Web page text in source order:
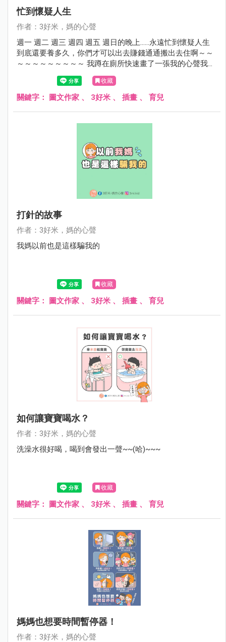
忙到懷疑人生
作者：3好米，媽的心聲
週一 週二 週三 週四 週五 週日的晚上……永遠忙到懷疑人生
到底還要養多久，你們才可以出去賺錢通通搬出去住啊～～
～～～～～～～～～ 我蹲在廁所快速畫了一張我的心聲我的
心情，不想出來面對夫小們...... 不要再敲我廁所門了好嗎？？
收藏
關鍵字： 圖文作家 、 3好米 、 插畫 、 育兒
打針的故事
作者：3好米，媽的心聲
我媽以前也是這樣騙我的
收藏
關鍵字： 圖文作家 、 3好米 、 插畫 、 育兒
如何讓寶寶喝水？
作者：3好米，媽的心聲
洗澡水很好喝，喝到會發出一聲~~(哈)~~~
收藏
關鍵字： 圖文作家 、 3好米 、 插畫 、 育兒
媽媽也想要時間暫停器！
作者：3好米，媽的心聲